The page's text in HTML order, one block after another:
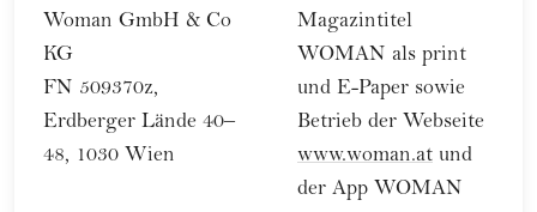
Woman GmbH & Co
KG
FN 509370z,
Erdberger Lände 40–
48, 1030 Wien
Magazintitel
WOMAN als print
und E-Paper sowie
Betrieb der Webseite
www.woman.at und
der App WOMAN